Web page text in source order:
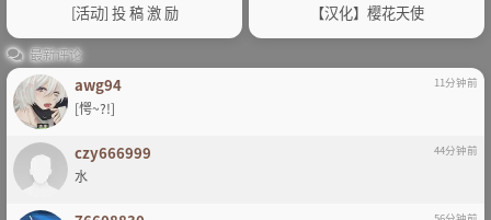
[活动] 投 稿 激 励 【汉化】樱花天使
最新评论
awg94 11分钟前
[愕~?!]
czy666999 44分钟前
水